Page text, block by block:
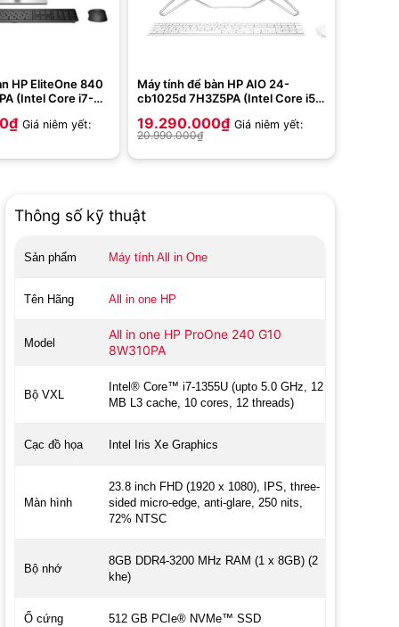
HP EliteOne 840
(Intel Core i7-
11 | Bạc)
₫ Giá niêm yết:
Máy tính để bàn HP AIO 24-
cb1025d 7H3Z5PA (Intel Core i5-
Xe | 23.8 inch FHD | Win 11 |
Trắng
19.290.000₫ Giá niêm yết:
20.990.000₫
Thông số kỹ thuật
Sản phẩm Máy tính All in One
Tên Hãng All in one HP
Model
All in one HP ProOne 240 G10
8W310PA
Bộ VXL
Intel® Core™ i7-1355U (upto 5.0 GHz, 12
MB L3 cache, 10 cores, 12 threads)
Cạc đồ họa Intel Iris Xe Graphics
Màn hình
23.8 inch FHD (1920 x 1080), IPS, three-
sided micro-edge, anti-glare, 250 nits,
72% NTSC
Bộ nhớ
8GB DDR4-3200 MHz RAM (1 x 8GB) (2
khe)
Ổ cứng 512 GB PCIe® NVMe™ SSD